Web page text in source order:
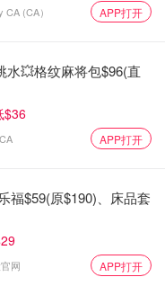
（至10月31日）即减
息这都有！
CA (CA） APP打开
水💥格纹麻将包$96(直
$36
APP打开
福$59(原$190)、床品套
网 APP打开